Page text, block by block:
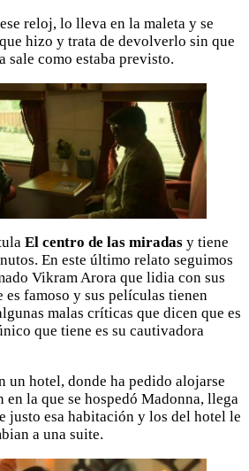
reloj, lo lleva en la maleta y se
hizo y trata de devolverlo sin que
sale como estaba previsto.
El centro de las miradas y tiene
En este último relato seguimos
Vikram Arora que lidia con sus
es famoso y sus películas tienen
malas críticas que dicen que es
que tiene es su cautivadora
un hotel, donde ha pedido alojarse
en la que se hospedó Madonna, llega
justo esa habitación y los del hotel le
a una suite.